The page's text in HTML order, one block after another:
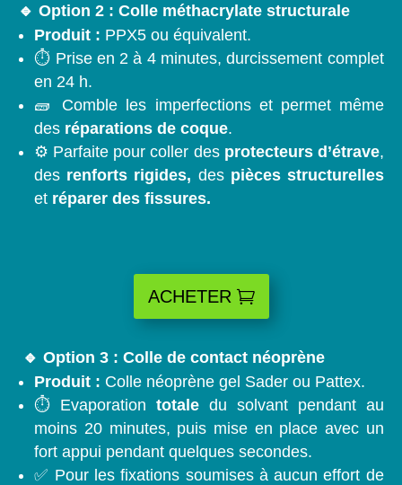
🔹 Option 2 : Colle méthacrylate structurale
Produit : PPX5 ou équivalent.
⏱️ Prise en 2 à 4 minutes, durcissement complet
en 24 h.
🧱 Comble les imperfections et permet même
des réparations de coque.
⚙️ Parfaite pour coller des protecteurs d’étrave,
des renforts rigides, des pièces structurelles
et réparer des fissures.
ACHETER
🔹 Option 3 : Colle de contact néoprène
Produit : Colle néoprène gel Sader ou Pattex.
⏱️ Evaporationtotale du solvant pendant au
moins 20 minutes, puis mise en place avec un
fort appui pendant quelques secondes.
✅ Pour les fixations soumises à aucun effort de